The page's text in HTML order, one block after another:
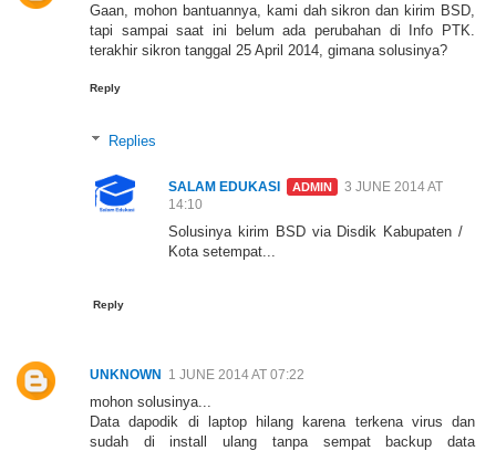
Gaan, mohon bantuannya, kami dah sikron dan kirim BSD,
tapi sampai saat ini belum ada perubahan di Info PTK.
terakhir sikron tanggal 25 April 2014, gimana solusinya?
Reply
Replies
SALAM EDUKASI
3 JUNE 2014 AT
14:10
Solusinya kirim BSD via Disdik Kabupaten /
Kota setempat...
Reply
UNKNOWN 1 JUNE 2014 AT 07:22
mohon solusinya...
Data dapodik di laptop hilang karena terkena virus dan
sudah di install ulang tanpa sempat backup data